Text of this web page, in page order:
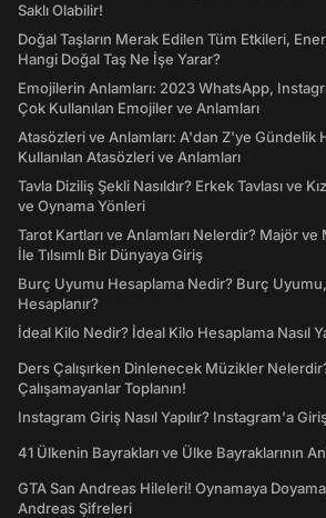
Saklı Olabilir!
Doğal Taşların Merak Edilen Tüm Etkileri,
Hangi Doğal Taş Ne İşe Yarar?
Emojilerin Anlamları: 2023 WhatsApp,
Çok Kullanılan Emojiler ve Anlamları
Atasözleri ve Anlamları: A'dan Z'ye Gündelik
Kullanılan Atasözleri ve Anlamları
Tavla Diziliş Şekli Nasıldır? Erkek Tavlası ve
ve Oynama Yönleri
Tarot Kartları ve Anlamları Nelerdir? Majör
İle Tılsımlı Bir Dünyaya Giriş
Burç Uyumu Hesaplama Nedir? Burç
Hesaplanır?
İdeal Kilo Nedir? İdeal Kilo Hesaplama Nasıl
Ders Çalışırken Dinlenecek Müzikler
Çalışamayanlar Toplanın!
Instagram Giriş Nasıl Yapılır? Instagram'a
41 Ülkenin Bayrakları ve Ülke Bayraklarının
GTA San Andreas Hileleri! Oynamaya
Andreas Şifreleri